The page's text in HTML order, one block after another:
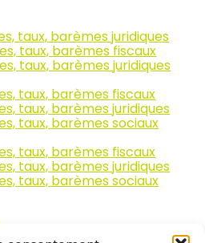
taux, barèmes juridiques
taux, barèmes fiscaux
taux, barèmes juridiques
taux, barèmes fiscaux
taux, barèmes juridiques
taux, barèmes sociaux
taux, barèmes fiscaux
taux, barèmes juridiques
taux, barèmes sociaux